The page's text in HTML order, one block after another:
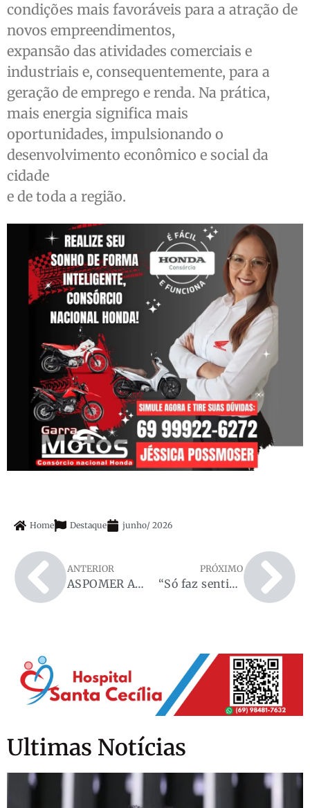
condições mais favoráveis para a atração de
novos empreendimentos,
expansão das atividades comerciais e
industriais e, consequentemente, para a
geração de emprego e renda. Na prática,
mais energia significa mais
oportunidades, impulsionando o
desenvolvimento econômico e social da
cidade
e de toda a região.
Home Destaque junho/ 2026
ANTERIOR
ASPOMER AVISO DE DISPENSA DE LICITAÇÃO
PRÓXIMO
“Só faz sentido estar na política, se for para melhorar a vida das pessoas”, diz Sílvia Cristina
Ultimas Notícias